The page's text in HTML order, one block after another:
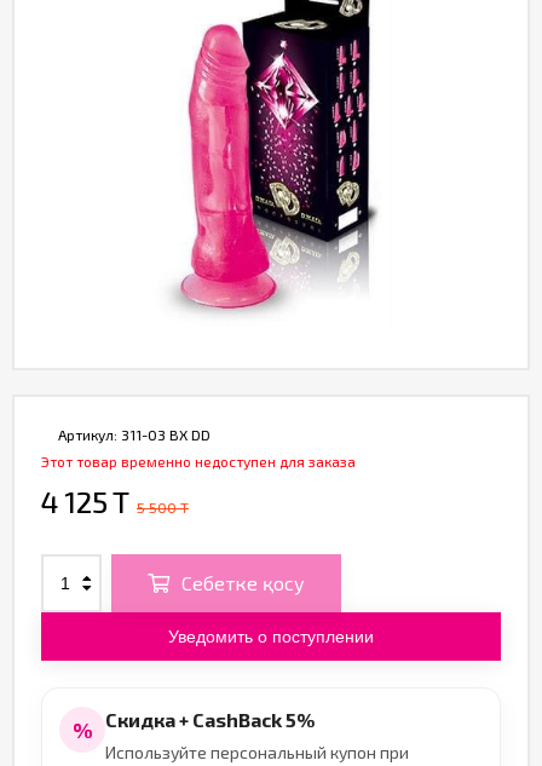
Артикул: 311-03 BX DD
Этот товар временно недоступен для заказа
4 125 T 5 500 T
Себетке қосу
Уведомить о поступлении
% Скидка + CashBack 5%
Используйте персональный купон при